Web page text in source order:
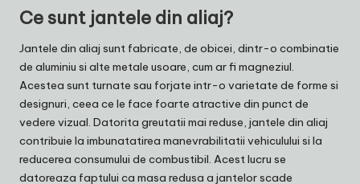
Ce sunt jantele din aliaj?
Jantele din aliaj sunt fabricate, de obicei, dintr-o combinatie
de aluminiu si alte metale usoare, cum ar fi magneziul.
Acestea sunt turnate sau forjate intr-o varietate de forme si
designuri, ceea ce le face foarte atractive din punct de
vedere vizual. Datorita greutatii mai reduse, jantele din aliaj
contribuie la imbunatatirea manevrabilitatii vehiculului si la
reducerea consumului de combustibil. Acest lucru se
datoreaza faptului ca masa redusa a jantelor scade